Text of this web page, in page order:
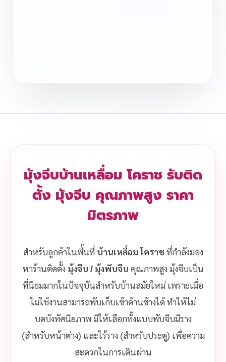
มุ้งจีบบ้านเหลื่อม โคราช รับติด
ตั้ง มุ้งจีบ คุณภาพสูง ราคา
มิตรภาพ
สำหรับลูกค้าในพื้นที่ บ้านเหลื่อม โคราชที่กำลังมอง
หาร้านติดตั้ง มุ้งจีบ / มุ้งพับจีบ คุณภาพสูง มุ้งจีบเป็น
ที่นิยมมากในปัจจุบันสำหรับบ้านสมัยใหม่ เพราะเมื่อ
ไม่ใช้งานสามารถพับเก็บเข้าด้านข้างได้ ทำให้ไม่
บดบังทัศนียภาพ มีให้เลือกทั้งแบบพับจีบมีราง
(สำหรับหน้าต่าง) และไร้ราง (สำหรับประตู) เพื่อความ
สะดวกในการเดินผ่าน